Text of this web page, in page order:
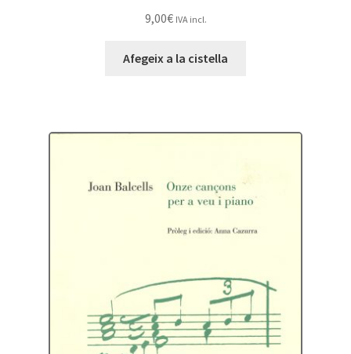
9,00€ IVA incl.
Afegeix a la cistella